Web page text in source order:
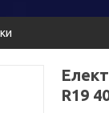
R19